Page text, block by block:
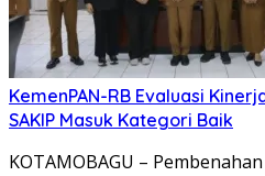
KemenPAN-RB Evaluasi
SAKIP Masuk Kategori Baik
KOTAMOBAGU –